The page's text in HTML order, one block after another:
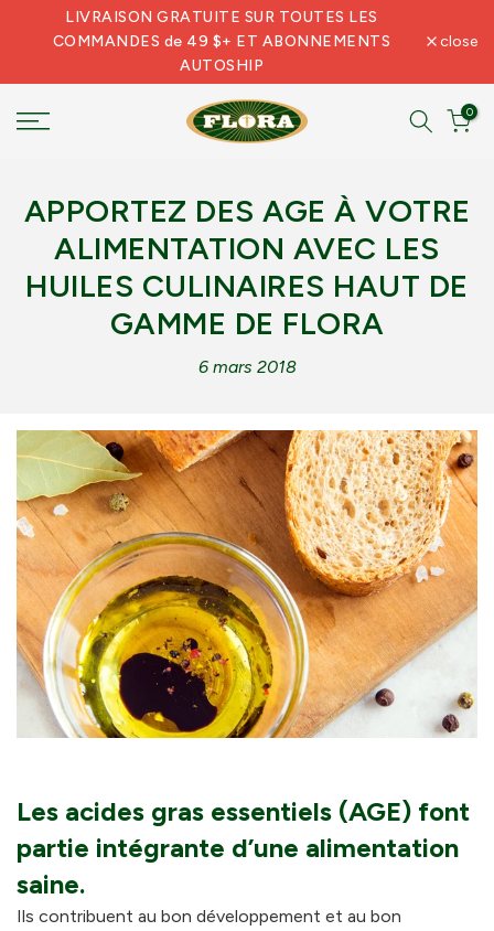
content
LIVRAISON GRATUITE SUR TOUTES LES
COMMANDES de 49 $+ ET ABONNEMENTS
AUTOSHIP
close
0
APPORTEZ DES AGE À VOTRE
ALIMENTATION AVEC LES
HUILES CULINAIRES HAUT DE
GAMME DE FLORA
6 mars 2018
Les acides gras essentiels (AGE) font
partie intégrante d’une alimentation
saine.
Ils contribuent au bon développement et au bon